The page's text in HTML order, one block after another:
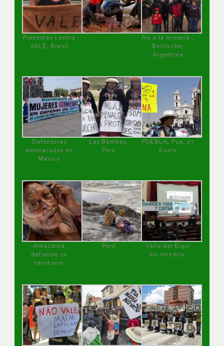
Protestas contra
VALE, Brasil
No a la minería ,
Bariloche,
Argentina
Defensoras
amenazadas en
México
Las Bambas,
Perú
PUEBLA, Pue, 27
Enero
Amazonía
defiende su
territorio
Perú
Valle del Elqui
sin minería.